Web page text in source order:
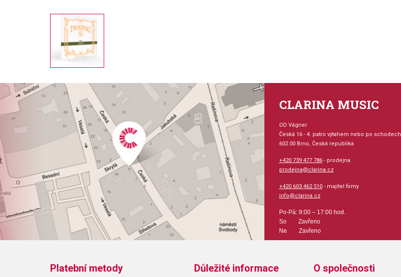
CLARINA MUSIC
OD Vágner
Česká 16 - 4. patro výtahem nebo po schodech
602 00 Brno, Česká republika
+420 739 477 786- prodejna
prodejna@clarina.cz
+420 603 462 510- majitel firmy
info@clarina.cz
Po-Pá: 9:00 – 17:00 hod.
So Zavřeno
Ne Zavřeno
Platební metody Důležité informace O společnosti